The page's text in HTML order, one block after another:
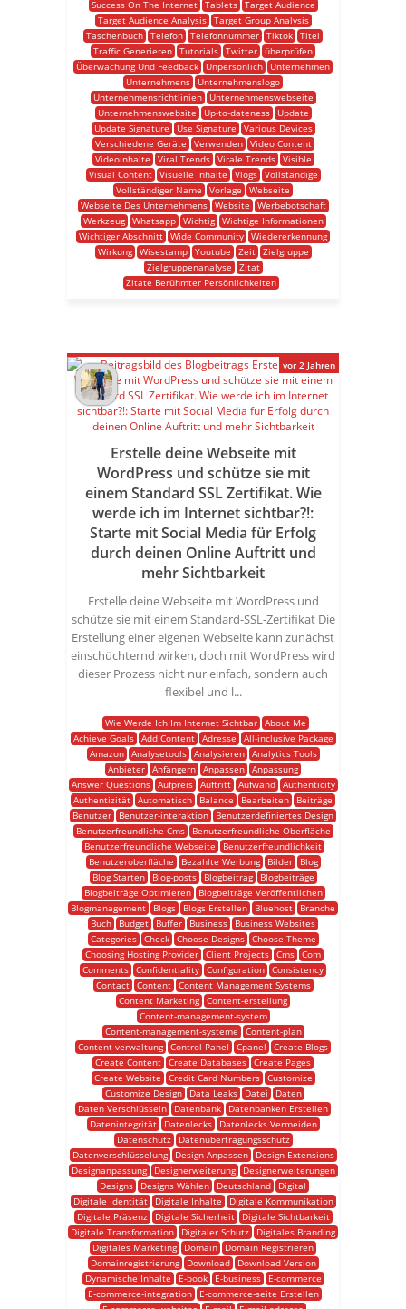
Success On The Internet Tablets
Target Audience
Target Audience Analysis
Target Group Analysis
Taschenbuch Telefon Telefonnummer Tiktok Titel
Traffic Generieren Tutorials Twitter überprüfen
Überwachung Und Feedback
Unpersönlich
Unternehmen
Unternehmens
Unternehmenslogo
Unternehmensrichtlinien
Unternehmenswebseite
Unternehmenswebsite
Up-to-dateness
Update
Update Signature
Use Signature
Various Devices
Verschiedene Geräte
Verwenden
Video Content
Videoinhalte
Viral Trends Virale Trends
Visible
Visual Content
Visuelle Inhalte Vlogs
Vollständige
Vollständiger Name
Vorlage
Webseite
Webseite Des Unternehmens
Website
Werbebotschaft
Werkzeug
Whatsapp Wichtig
Wichtige Informationen
Wichtiger Abschnitt Wide Community Wiedererkennung
Wirkung
Wisestamp Youtube Zeit
Zielgruppe
Zielgruppenanalyse
Zitat
Zitate Berühmter Persönlichkeiten
Erstelle deine Webseite mit
WordPress und schütze sie mit
einem Standard SSL Zertifikat. Wie
werde ich im Internet sichtbar?!:
Starte mit Social Media für Erfolg
durch deinen Online Auftritt und
mehr Sichtbarkeit
Erstelle deine Webseite mit WordPress und
schütze sie mit einem Standard-SSL-Zertifikat Die
Erstellung einer eigenen Webseite kann zunächst
einschüchternd wirken, doch mit WordPress wird
dieser Prozess nicht nur einfach, sondern auch
flexibel und l...
Wie Werde Ich Im Internet Sichtbar
About Me
Achieve Goals
Add Content Adresse
All-inclusive Package
Amazon
Analysetools Analysieren
Analytics Tools
Anbieter Anfängern Anpassen Anpassung
Answer Questions
Aufpreis Auftritt Aufwand
Authenticity
Authentizität Automatisch Balance Bearbeiten
Beiträge
Benutzer
Benutzer-interaktion
Benutzerdefiniertes Design
Benutzerfreundliche Cms
Benutzerfreundliche Oberfläche
Benutzerfreundliche Webseite
Benutzerfreundlichkeit
Benutzeroberfläche
Bezahlte Werbung Bilder
Blog
Blog Starten
Blog-posts Blogbeitrag
Blogbeiträge
Blogbeiträge Optimieren
Blogbeiträge Veröffentlichen
Blogmanagement
Blogs Blogs Erstellen Bluehost
Branche
Buch
Budget Buffer Business
Business Websites
Categories
Check Choose Designs
Choose Theme
Choosing Hosting Provider Client Projects Cms Com
Comments Confidentiality Configuration Consistency
Contact
Content
Content Management Systems
Content Marketing Content-erstellung
Content-management-system
Content-management-systeme
Content-plan
Content-verwaltung Control Panel Cpanel
Create Blogs
Create Content Create Databases Create Pages
Create Website
Credit Card Numbers
Customize
Customize Design
Data Leaks Datei
Daten
Daten Verschlüsseln
Datenbank
Datenbanken Erstellen
Datenintegrität
Datenlecks
Datenlecks Vermeiden
Datenschutz
Datenübertragungsschutz
Datenverschlüsselung
Design Anpassen
Design Extensions
Designanpassung
Designerweiterung
Designerweiterungen
Designs
Designs Wählen Deutschland
Digital
Digitale Identität
Digitale Inhalte
Digitale Kommunikation
Digitale Präsenz
Digitale Sicherheit
Digitale Sichtbarkeit
Digitale Transformation
Digitaler Schutz
Digitales Branding
Digitales Marketing
Domain
Domain Registrieren
Domainregistrierung
Download
Download Version
Dynamische Inhalte
E-book E-business
E-commerce
E-commerce-integration
E-commerce-seite Erstellen
vor 2 Jahren